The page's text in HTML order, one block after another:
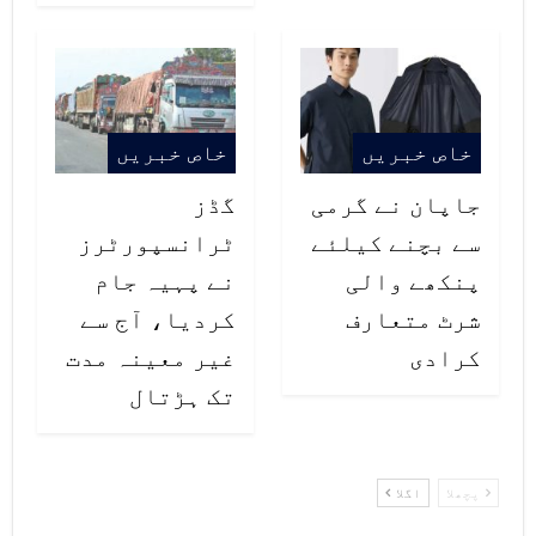
دانوں دونوں کے لیے اتنا اثر چھوڑا
کہ آج بھی ان کی یاد زندہ ہے۔
جورڈی میگرانیر کا تعلق یورپ سے
خاص خبریں
جاپان نے گرمی
سے بچنے کیلئے
پنکھے والی
شرٹ متعارف
کرادی
خاص خبریں
گڈز
ٹرانسپورٹرز
نے پہیہ جام
کردیا، آج سے
غیر معینہ مدت
تک ہڑتال
پچھلا اگلا